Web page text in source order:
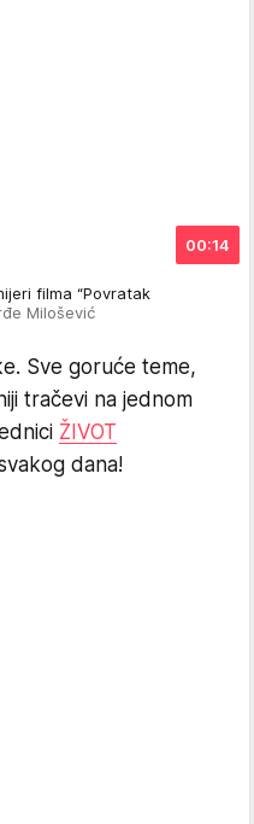
00:14
filma “Povratak
Milošević
Sve goruće teme,
tračevi na jednom
ŽIVOT
dana!